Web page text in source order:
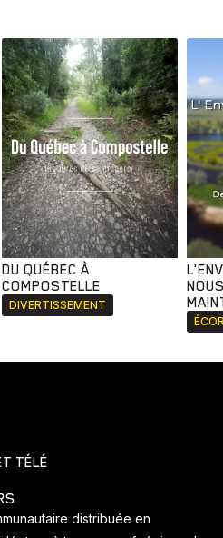
DU QUÉBEC À
COMPOSTELLE
DIVERTISSEMENT
TÉLÉ
distribuée en